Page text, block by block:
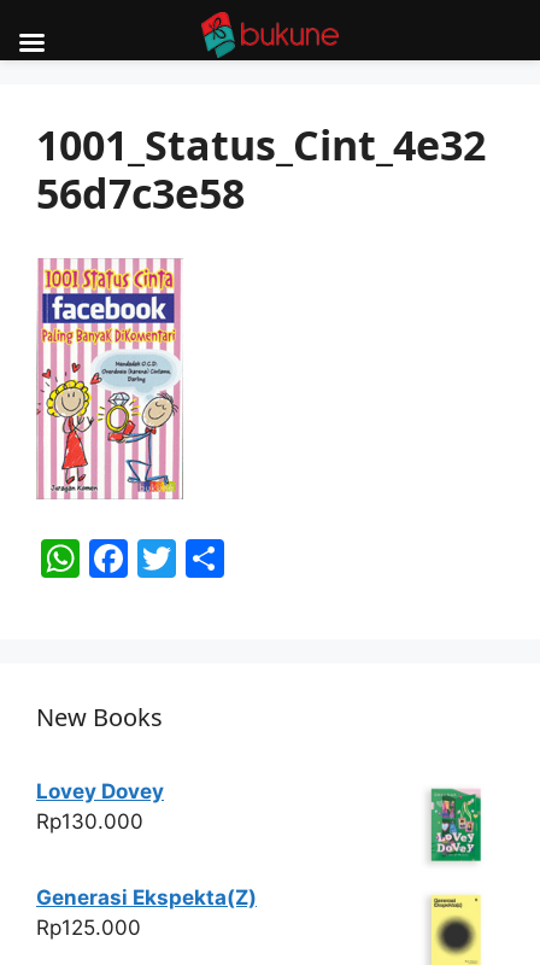
content1001_Status_Cint_4e32
56d7c3e58
W
A
p
F
b
o
k
T
New Books
Lovey Dovey
Rp130.000
Generasi Ekspekta(Z)
Rp125.000